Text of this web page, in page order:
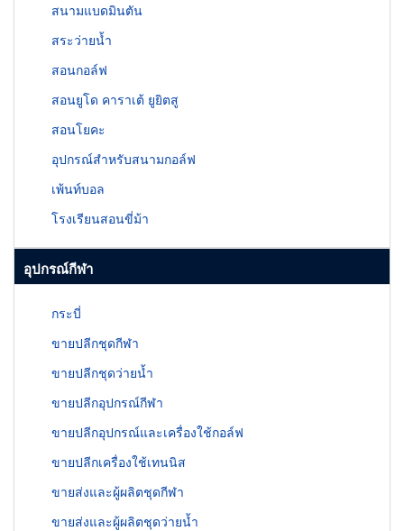
สนามแบดมินตัน
สระว่ายน้ำ
สอนกอล์ฟ
สอนยูโด คาราเต้ ยูยิตสู
สอนโยคะ
อุปกรณ์สำหรับสนามกอล์ฟ
เพ้นท์บอล
โรงเรียนสอนขี่ม้า
อุปกรณ์กีฬา
กระบี่
ขายปลีกชุดกีฬา
ขายปลีกชุดว่ายน้ำ
ขายปลีกอุปกรณ์กีฬา
ขายปลีกอุปกรณ์และเครื่องใช้กอล์ฟ
ขายปลีกเครื่องใช้เทนนิส
ขายส่งและผู้ผลิตชุดกีฬา
ขายส่งและผู้ผลิตชุดว่ายน้ำ